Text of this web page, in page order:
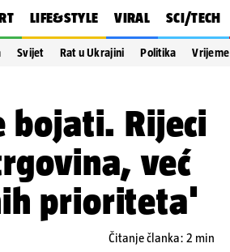
LIFE&STYLE VIRAL SCI/TECH
Svijet Rat u Ukrajini Politika Vrijeme
bojati. Rijeci
već
prioriteta'
Čitanje članka: 2 min